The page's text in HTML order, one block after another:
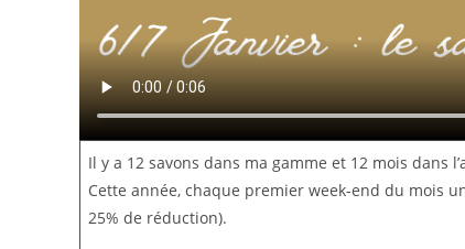
Il y a 12 savons dans ma gamme et 12 mois dans
Cette année, chaque premier week-end du mois
25% de réduction).